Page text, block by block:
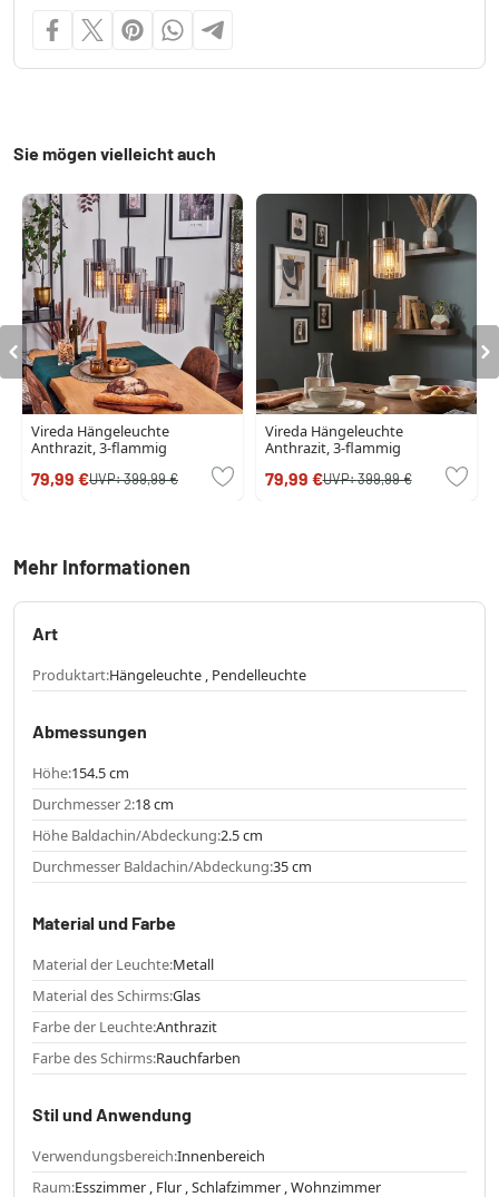
Sie mögen vielleicht auch
Vireda Hängeleuchte
Anthrazit, 3-flammig
79,99 €UVP:399,99 €
Vireda Hängeleuchte
Anthrazit, 3-flammig
79,99 €UVP:399,99 €
Mehr Informationen
Art
Produktart:Hängeleuchte , Pendelleuchte
Abmessungen
Höhe:154.5 cm
Durchmesser 2:18 cm
Höhe Baldachin/Abdeckung:2.5 cm
Durchmesser Baldachin/Abdeckung:35 cm
Material und Farbe
Material der Leuchte:Metall
Material des Schirms:Glas
Farbe der Leuchte:Anthrazit
Farbe des Schirms:Rauchfarben
Stil und Anwendung
Verwendungsbereich:Innenbereich
Raum:Esszimmer , Flur , Schlafzimmer , Wohnzimmer